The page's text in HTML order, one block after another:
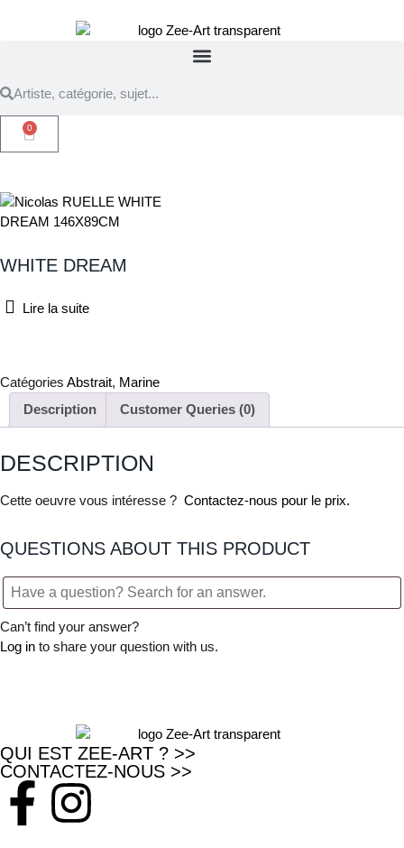
0
WHITE DREAM
Lire la suite
Catégories Abstrait, Marine
Description
Customer Queries (0)
DESCRIPTION
Cette oeuvre vous intéresse ? Contactez-nous pour le prix.
QUESTIONS ABOUT THIS PRODUCT
Can’t find your answer?
Log in to share your question with us.
QUI EST ZEE-ART ? >>
CONTACTEZ-NOUS >>